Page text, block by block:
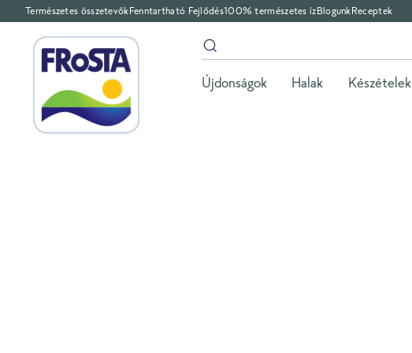
Természetes összetevőkFenntartható Fejlődés100% természetes ízBlogunkReceptek
Újdonságok Halak Készételek